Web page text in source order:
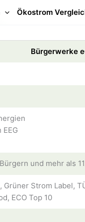
Ökostrom
Bürgerwerke
und mehr als
Grüner Strom Label,
ECO Top 10